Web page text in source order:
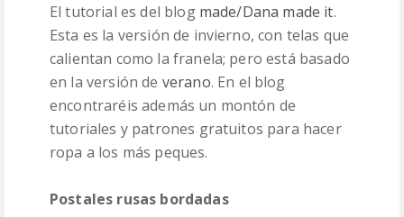
El tutorial es del blog made/Dana made it.
Esta es la versión de invierno, con telas que
calientan como la franela; pero está basado
en la versión de verano. En el blog
encontraréis además un montón de
tutoriales y patrones gratuitos para hacer
ropa a los más peques.
Postales rusas bordadas